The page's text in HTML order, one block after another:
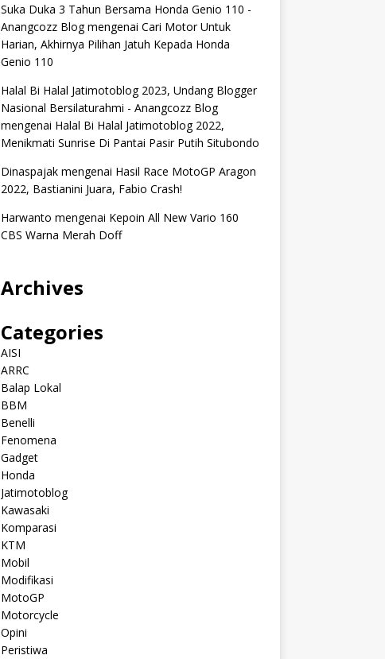
Suka Duka 3 Tahun Bersama Honda Genio 110 -
Anangcozz Blogmengenai Cari Motor Untuk
Harian, Akhirnya Pilihan Jatuh Kepada Honda
Genio 110
Halal Bi Halal Jatimotoblog 2023, Undang Blogger
Nasional Bersilaturahmi - Anangcozz Blog
mengenai Halal Bi Halal Jatimotoblog 2022,
Menikmati Sunrise Di Pantai Pasir Putih Situbondo
Dinaspajakmengenai Hasil Race MotoGP Aragon
2022, Bastianini Juara, Fabio Crash!
Harwanto mengenai Kepoin All New Vario 160
CBS Warna Merah Doff
Archives
Categories
AISI
ARRC
Balap Lokal
BBM
Benelli
Fenomena
Gadget
Honda
Jatimotoblog
Kawasaki
Komparasi
KTM
Mobil
Modifikasi
MotoGP
Motorcycle
Opini
Peristiwa